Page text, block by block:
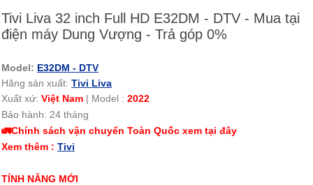
Tivi Liva 32 inch Full HD E32DM - DTV - Mua tại
điện máy Dung Vượng - Trả góp 0%
Model: E32DM - DTV
Hãng sản xuất: Tivi Liva
Xuất xứ: Việt Nam | Model : 2022
Bảo hành: 24 tháng
🚛Chính sách vận chuyển Toàn Quốc xem tại đây
Xem thêm : Tivi
TÍNH NĂNG MỚI